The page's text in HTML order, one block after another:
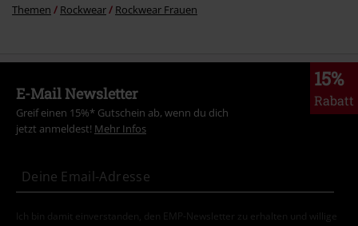
Themen Rockwear Rockwear Frauen
15%
Rabatt
E-Mail Newsletter
Greif einen 15%* Gutschein ab, wenn du dich
jetzt anmeldest! Mehr Infos
Ich bin damit einverstanden, den EMP-Newsletter zu erhalten und willige